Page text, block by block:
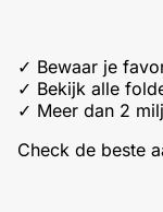
✓ Bewaar je
✓ Bekijk alle
✓ Meer dan 2
Check de beste